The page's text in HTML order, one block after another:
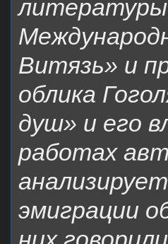
Витязь» и
облика
душ» и его
работах
эмиграции